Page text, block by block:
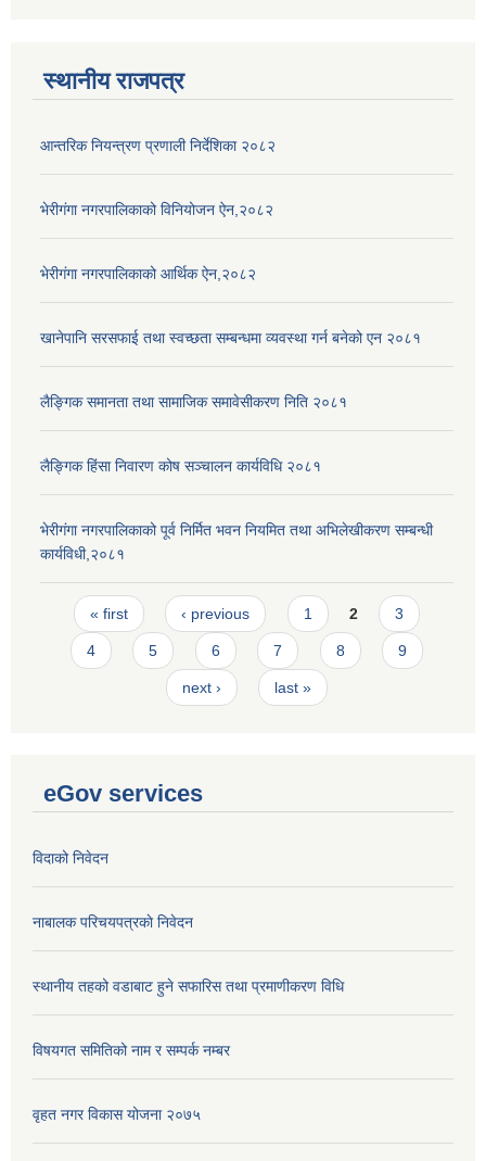
स्थानीय राजपत्र
आन्तरिक नियन्त्रण प्रणाली निर्देशिका २०८२
भेरीगंगा नगरपालिकाको विनियोजन ऐन,२०८२
भेरीगंगा नगरपालिकाको आर्थिक ऐन,२०८२
खानेपानि सरसफाई तथा स्वच्छता सम्बन्धमा व्यवस्था गर्न बनेको एन २०८१
लैङ्गिक समानता तथा सामाजिक समावेसीकरण निति २०८१
लैङ्गिक हिंसा निवारण कोष सञ्चालन कार्यविधि २०८१
भेरीगंगा नगरपालिकाको पूर्व निर्मित भवन नियमित तथा अभिलेखीकरण सम्बन्धी
कार्यविधी,२०८१
Pages
« first ‹ previous 1 2 3
4 5 6 7 8 9
next › last »
eGov services
विदाको निवेदन
नाबालक परिचयपत्रकाे निवेदन
स्थानीय तहको वडाबाट हुने सफारिस तथा प्रमाणीकरण विधि
विषयगत समितिको नाम र सम्पर्क नम्बर
वृहत नगर विकास योजना २०७५